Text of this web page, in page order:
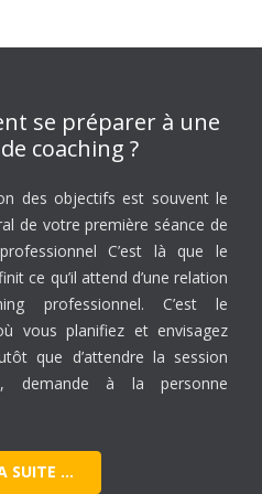
se préparer à une
coaching ?
des objectifs est souvent le
de votre première séance de
C’est là que le
ce qu’il attend d’une relation
professionnel. C’est le
vous planifiez et envisagez
que d’attendre la session
demande à la personne
SUITE …